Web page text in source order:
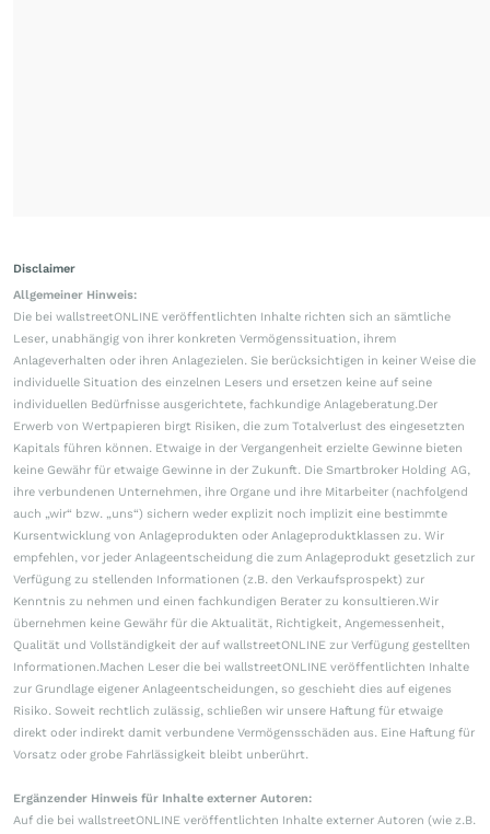
Disclaimer
Allgemeiner Hinweis:
Die bei wallstreetONLINE veröffentlichten Inhalte richten sich an sämtliche
Leser, unabhängig von ihrer konkreten Vermögenssituation, ihrem
Anlageverhalten oder ihren Anlagezielen. Sie berücksichtigen in keiner Weise die
individuelle Situation des einzelnen Lesers und ersetzen keine auf seine
individuellen Bedürfnisse ausgerichtete, fachkundige Anlageberatung.Der
Erwerb von Wertpapieren birgt Risiken, die zum Totalverlust des eingesetzten
Kapitals führen können. Etwaige in der Vergangenheit erzielte Gewinne bieten
keine Gewähr für etwaige Gewinne in der Zukunft. Die Smartbroker Holding AG,
ihre verbundenen Unternehmen, ihre Organe und ihre Mitarbeiter (nachfolgend
auch „wir“ bzw. „uns“) sichern weder explizit noch implizit eine bestimmte
Kursentwicklung von Anlageprodukten oder Anlageproduktklassen zu. Wir
empfehlen, vor jeder Anlageentscheidung die zum Anlageprodukt gesetzlich zur
Verfügung zu stellenden Informationen (z.B. den Verkaufsprospekt) zur
Kenntnis zu nehmen und einen fachkundigen Berater zu konsultieren.Wir
übernehmen keine Gewähr für die Aktualität, Richtigkeit, Angemessenheit,
Qualität und Vollständigkeit der auf wallstreetONLINE zur Verfügung gestellten
Informationen.Machen Leser die bei wallstreetONLINE veröffentlichten Inhalte
zur Grundlage eigener Anlageentscheidungen, so geschieht dies auf eigenes
Risiko. Soweit rechtlich zulässig, schließen wir unsere Haftung für etwaige
direkt oder indirekt damit verbundene Vermögensschäden aus. Eine Haftung für
Vorsatz oder grobe Fahrlässigkeit bleibt unberührt.
Ergänzender Hinweis für Inhalte externer Autoren:
Auf die bei wallstreetONLINE veröffentlichten Inhalte externer Autoren (wie z.B.